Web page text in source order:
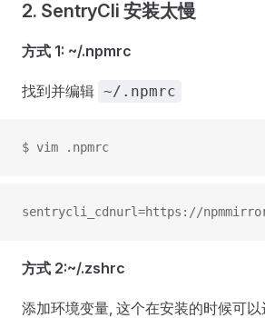
2. SentryCli 安装太慢
方式 1: ~/.npmrc
找到并编辑 ~/.npmrc
$ vim .npmrc
sentrycli_cdnurl=https://
方式 2:~/.zshrc
添加环境变量, 这个在安装的时候可